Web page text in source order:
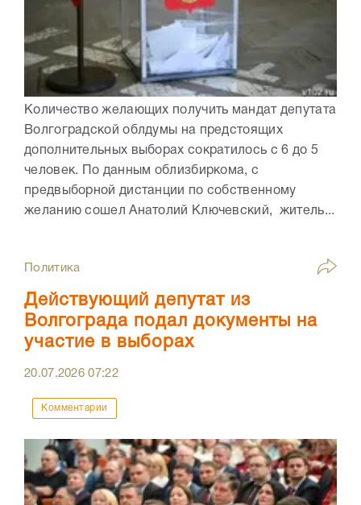
Количество желающих получить мандат депутата
Волгоградской облдумы на предстоящих
дополнительных выборах сократилось с 6 до 5
человек. По данным облизбиркома, с
предвыборной дистанции по собственному
желанию сошел Анатолий Ключевский, житель...
Политика
Действующий депутат из
Волгограда подал документы на
участие в выборах
20.07.202607:22
Комментарии